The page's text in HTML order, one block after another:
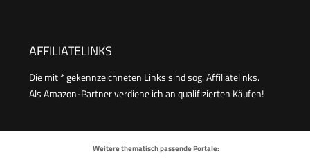
AFFILIATELINKS
Die mit * gekennzeichneten Links sind sog. Affiliatelinks.
Als Amazon-Partner verdiene ich an qualifizierten Käufen!
Weitere thematisch passende Portale: